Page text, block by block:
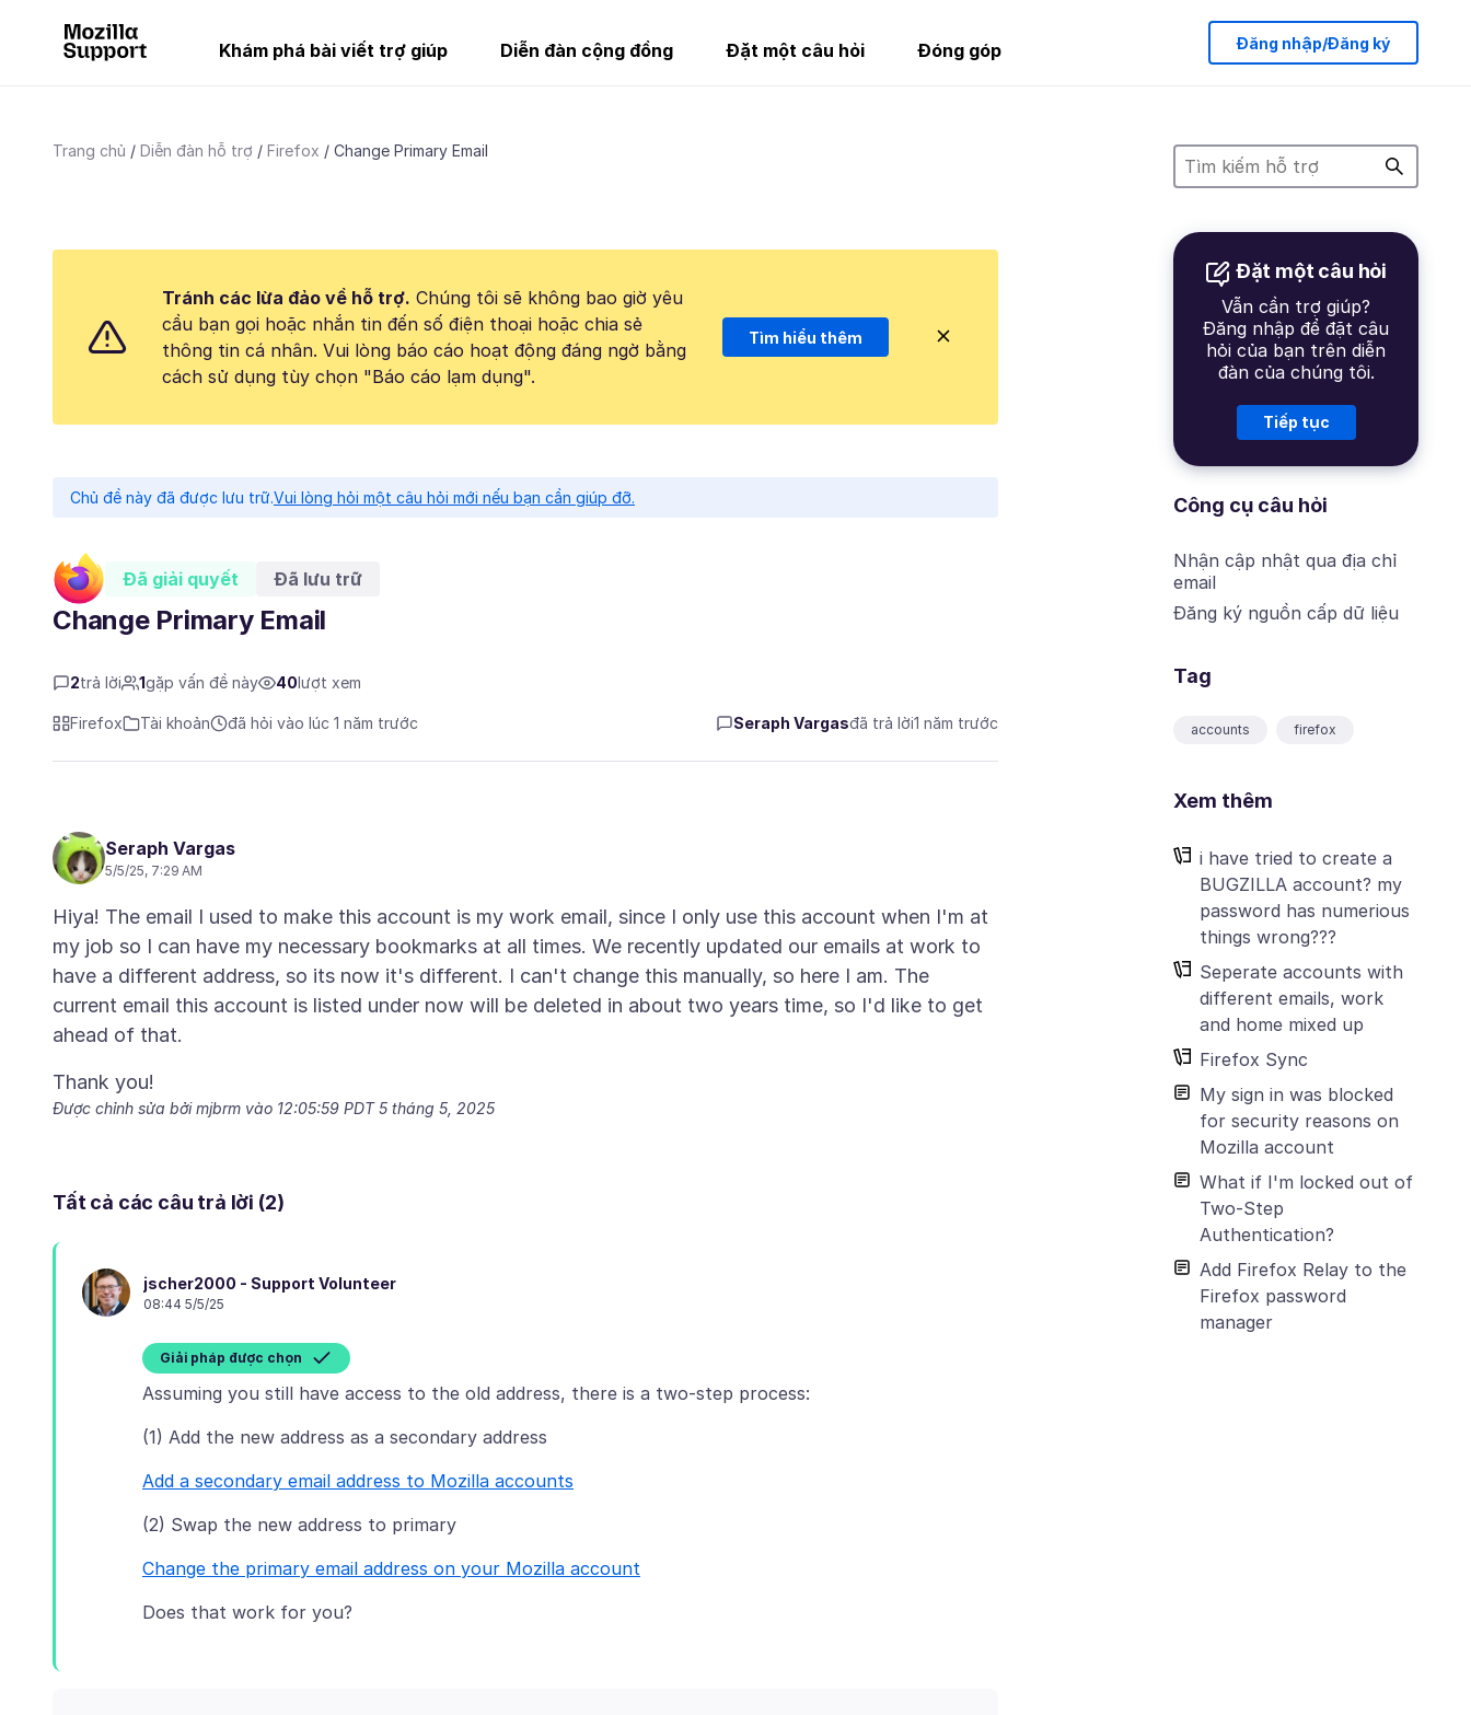
Khám phá bài viết trợ giúp Diễn đàn cộng đồng Đặt một câu hỏi Đóng góp Đăng nhập/Đăng ký
Trang chủ Diễn đàn hỗ trợ Firefox Change Primary Email
Đặt một câu hỏi
Vẫn cần trợ giúp?
Đăng nhập để đặt câu
hỏi của bạn trên diễn
đàn của chúng tôi.
Tiếp tục
Công cụ câu hỏi
Nhận cập nhật qua địa chỉ
email
Đăng ký nguồn cấp dữ liệu
Tag
accounts firefox
Xem thêm
i have tried to create a
BUGZILLA account? my
password has numerious
things wrong???
Seperate accounts with
different emails, work
and home mixed up
Firefox Sync
My sign in was blocked
for security reasons on
Mozilla account
What if I'm locked out of
Two-Step
Authentication?
Add Firefox Relay to the
Firefox password
manager
Tránh các lừa đảo về hỗ trợ. Chúng tôi sẽ không bao giờ yêu
cầu bạn gọi hoặc nhắn tin đến số điện thoại hoặc chia sẻ
thông tin cá nhân. Vui lòng báo cáo hoạt động đáng ngờ bằng
cách sử dụng tùy chọn "Báo cáo lạm dụng".
Tìm hiểu thêm
Chủ đề này đã được lưu trữ.Vui lòng hỏi một câu hỏi mới nếu bạn cần giúp đỡ.
Đã giải quyết Đã lưu trữ
Change Primary Email
2trả lời 1gặp vấn đề này 40 lượt xem
Firefox Tài khoản đã hỏi vào lúc 1 năm trước Seraph Vargasđã trả lời1 năm trước
Seraph Vargas
5/5/25, 7:29 AM
Hiya! The email I used to make this account is my work email, since I only use this account when I'm at
my job so I can have my necessary bookmarks at all times. We recently updated our emails at work to
have a different address, so its now it's different. I can't change this manually, so here I am. The
current email this account is listed under now will be deleted in about two years time, so I'd like to get
Được chỉnh sửa bởi mjbrm vào 12:05:59 PDT 5 tháng 5, 2025
Tất cả các câu trả lời (2)
jscher2000 - Support Volunteer
08:44 5/5/25
Giải pháp được chọn
Add a secondary email address to Mozilla accounts
Change the primary email address on your Mozilla account